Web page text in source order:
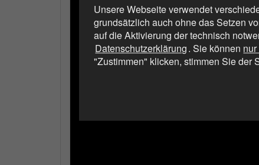
Unsere Webseite verwendet
grundsätzlich auch ohne das Setzen
auf die Aktivierung der technisch
Datenschutzerklärung. Sie können
"Zustimmen" klicken, stimmen Sie der